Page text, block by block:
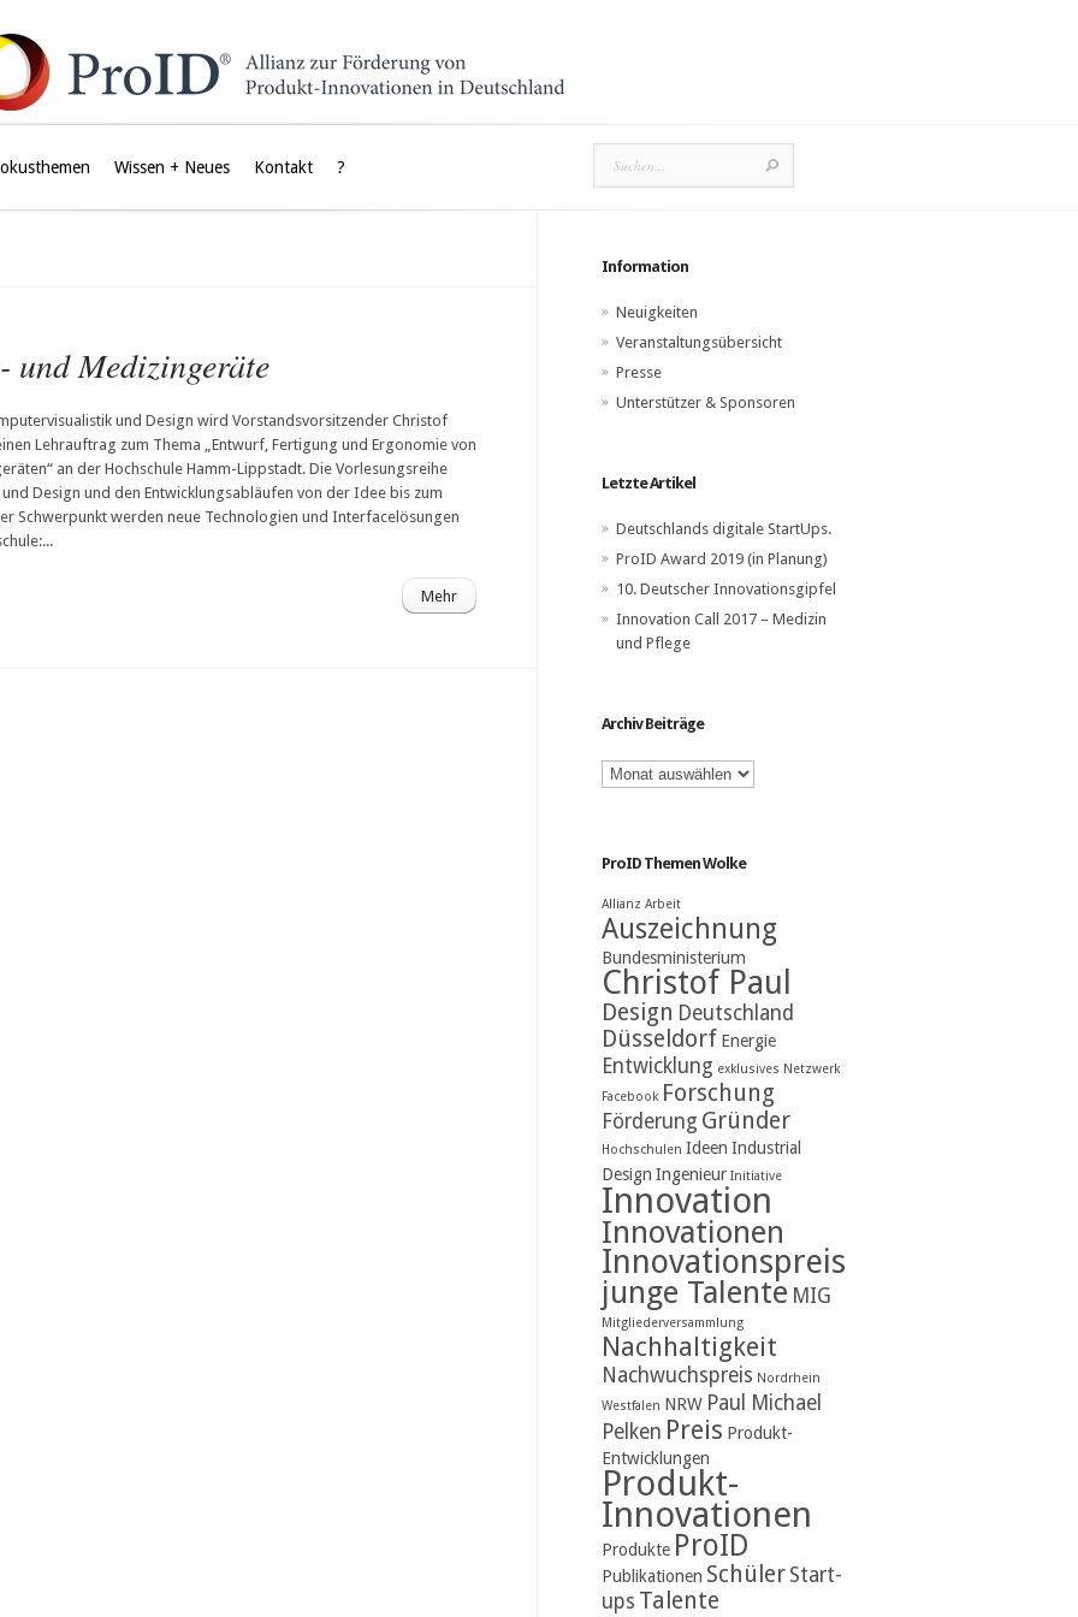
Wissen + Neues Kontakt ?
und Medizingeräte
und Design wird Vorstandsvorsitzender Christof
Lehrauftrag zum Thema „Entwurf, Fertigung und Ergonomie von
an der Hochschule Hamm-Lippstadt. Die Vorlesungsreihe
Design und den Entwicklungsabläufen von der Idee bis zum
Schwerpunkt werden neue Technologien und Interfacelösungen
Mehr
Information
Neuigkeiten
Veranstaltungsübersicht
Presse
Unterstützer & Sponsoren
Letzte Artikel
Deutschlands digitale StartUps.
ProID Award 2019 (in Planung)
10. Deutscher Innovationsgipfel
Innovation Call 2017 – Medizin
und Pflege
Archiv Beiträge
Archiv
Beiträge
ProID Themen Wolke
Allianz Arbeit
Auszeichnung
Bundesministerium
Christof Paul
Design Deutschland
Düsseldorf Energie
Entwicklung exklusives Netzwerk
Facebook Forschung
Förderung Gründer
Hochschulen Ideen Industrial
Design Ingenieur Initiative
Innovation
Innovationen
Innovationspreis
junge Talente MIG
Mitgliederversammlung
Nachhaltigkeit
Nachwuchspreis Nordrhein
Westfalen NRW Paul Michael
Pelken Preis Produkt-
Entwicklungen
Produkt-
Innovationen
Produkte ProID
Publikationen Schüler Start-
ups Talente